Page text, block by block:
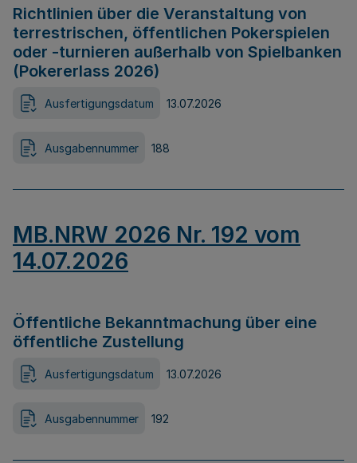
Richtlinien über die Veranstaltung von
terrestrischen, öffentlichen Pokerspielen
oder -turnieren außerhalb von Spielbanken
(Pokererlass 2026)
Ausfertigungsdatum 13.07.2026
Ausgabennummer 188
MB.NRW 2026 Nr. 192 vom
14.07.2026
Öffentliche Bekanntmachung über eine
öffentliche Zustellung
Ausfertigungsdatum 13.07.2026
Ausgabennummer 192